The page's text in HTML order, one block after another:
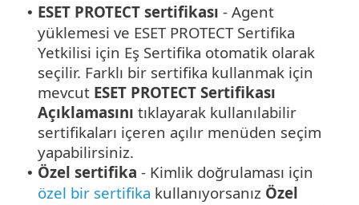
• ESET PROTECT sertifikası - Agent
yüklemesi ve ESET PROTECT Sertifika
Yetkilisi için Eş Sertifika otomatik olarak
seçilir. Farklı bir sertifika kullanmak için
mevcut ESET PROTECT Sertifikası
Açıklamasını tıklayarak kullanılabilir
sertifikaları içeren açılır menüden seçim
yapabilirsiniz.
• Özel sertifika - Kimlik doğrulaması için
özel bir sertifika kullanıyorsanız Özel